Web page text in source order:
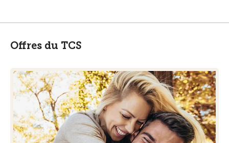
Offres du TCS